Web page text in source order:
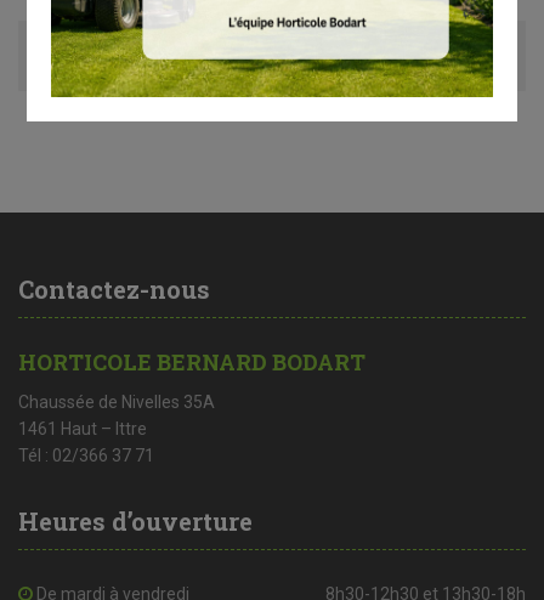
Avis (0)
Contactez-nous
HORTICOLE BERNARD BODART
Chaussée de Nivelles 35A
1461 Haut – Ittre
Tél : 02/366 37 71
Heures d’ouverture
De mardi à vendredi 8h30-12h30 et 13h30-18h